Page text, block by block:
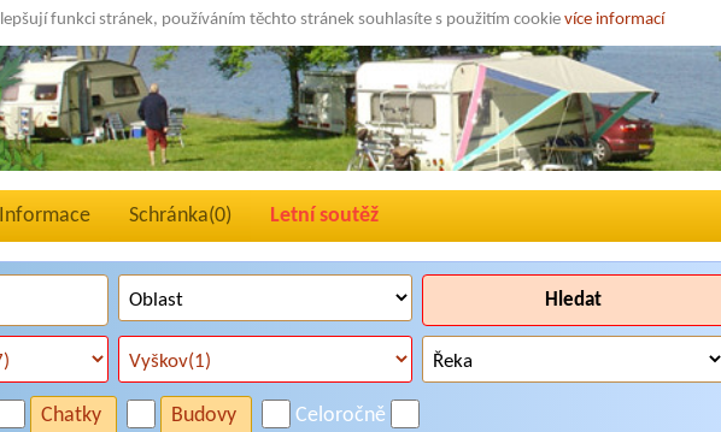
funkci stránek, používáním těchto stránek souhlasíte s použitím cookie více informací
Informace Schránka(0) Letní soutěž
Hledat
Chatky Budovy Celoročně